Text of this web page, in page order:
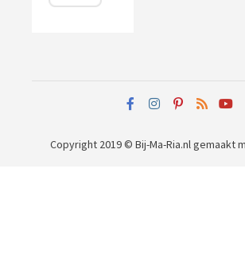
Copyright 2019 © Bij-Ma-Ria.nlgemaakt